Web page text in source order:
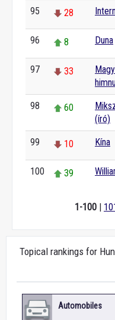
95 28
96 8 Duna
97 33
98 60
(író)
99 10 Kína
100 39
1-100 |
Topical rankings for
Automobiles